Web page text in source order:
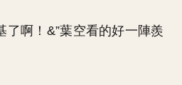
了啊！&”葉空看的好一陣羨